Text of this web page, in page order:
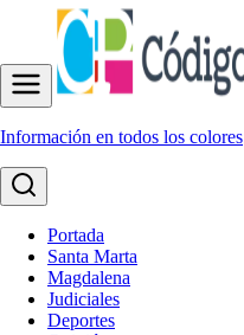
Información en todos los colores
Portada
Santa Marta
Magdalena
Judiciales
Deportes